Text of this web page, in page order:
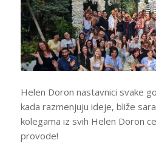
Helen Doron nastavnici svake
kada razmenjuju ideje, bliže
kolegama iz svih Helen Doron
provode!